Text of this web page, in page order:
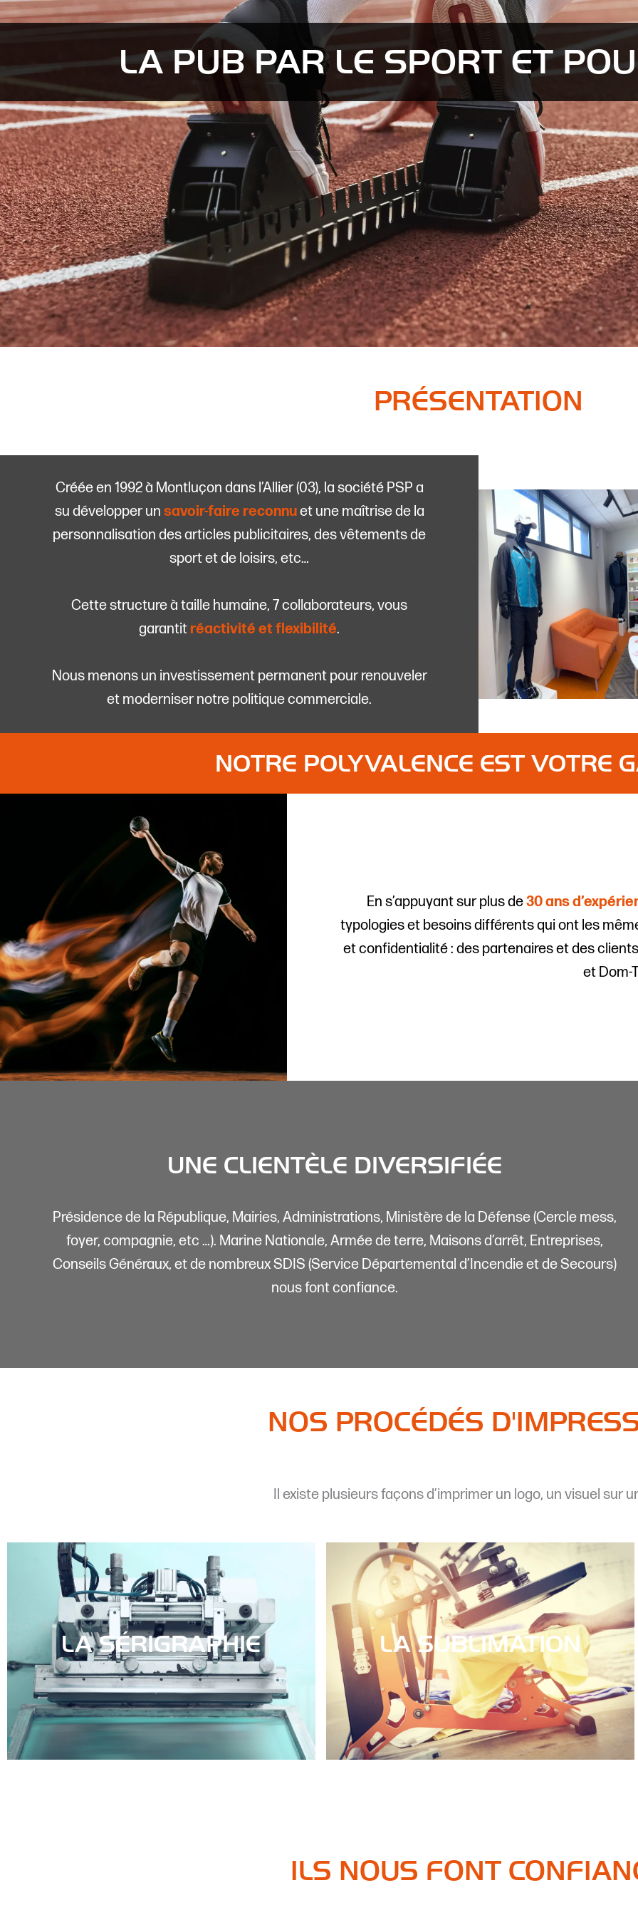
LA PUB PAR LE SPORT ET
PRÉSENTATION
Créée en 1992 à Montluçon dans l’Allier (03), la société PSP a
su développer un savoir-faire reconnuet une maîtrise de la
personnalisation des articles publicitaires, des vêtements de
sport et de loisirs, etc…
Cette structure à taille humaine, 7 collaborateurs, vous
garantitréactivité et flexibilité.
Nous menons un investissement permanent pour renouveler
et moderniser notre politique commerciale.
NOTRE POLYVALENCE EST VOTRE
En s’appuyant sur plus de30 ans
typologies et besoins différents qui ont les
et confidentialité : des partenaires et des
et Dom-
UNE CLIENTÈLE DIVERSIFIÉE
Présidence de la République, Mairies, Administrations, Ministère de la Défense (Cercle mess,
foyer, compagnie, etc …). Marine Nationale, Armée de terre, Maisons d’arrêt, Entreprises,
Conseils Généraux, et de nombreux SDIS (Service Départemental d’Incendie et de Secours)
nous font confiance.
NOS PROCÉDÉS
Il existe plusieurs façons d’imprimer un logo, un visuel sur
LA SÉRIGRAPHIE LA SUBLIMATION
ILS NOUS FONT